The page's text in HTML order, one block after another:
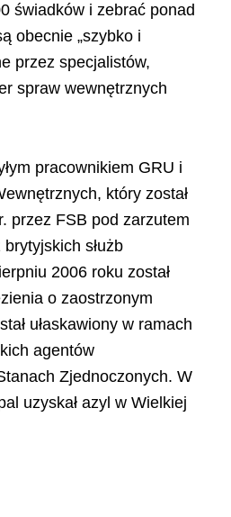
świadków i zebrać ponad
obecnie „szybko i
przez specjalistów,
spraw wewnętrznych
pracownikiem GRU i
który został
przez FSB pod zarzutem
służb
2006 roku został
o zaostrzonym
ułaskawiony w ramach
agentów
Zjednoczonych. W
uzyskał azyl w Wielkiej